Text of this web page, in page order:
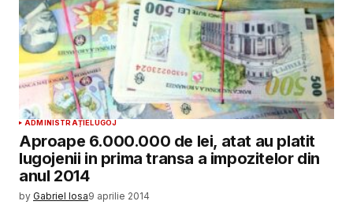
ADMINISTRAȚIELUGOJ
Aproape 6.000.000 de lei, atat au platit
lugojenii in prima transa a impozitelor din
anul 2014
by Gabriel Iosa9 aprilie 2014